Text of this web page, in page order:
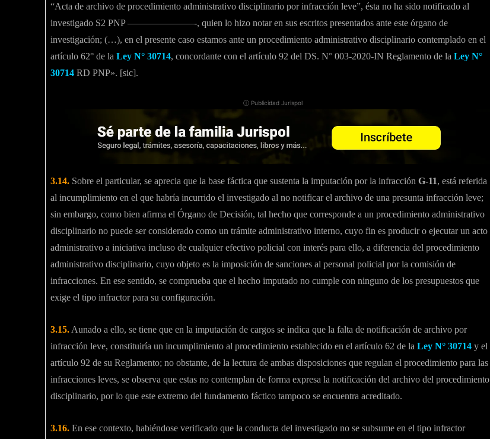
“Acta de archivo de procedimiento administrativo disciplinario por infracción leve”, ésta no ha sido notificado al
investigado S2 PNP ———————-, quien lo hizo notar en sus escritos presentados ante este órgano de
investigación; (…), en el presente caso estamos ante un procedimiento administrativo disciplinario contemplado en el
artículo 62° de la Ley N° 30714, concordante con el artículo 92 del DS. N° 003-2020-IN Reglamento de la Ley N°
30714 RD PNP». [sic].
ⓘ Publicidad Jurispol
3.14. Sobre el particular, se aprecia que la base fáctica que sustenta la imputación por la infracción G-11, está referida
al incumplimiento en el que habría incurrido el investigado al no notificar el archivo de una presunta infracción leve;
sin embargo, como bien afirma el Órgano de Decisión, tal hecho que corresponde a un procedimiento administrativo
disciplinario no puede ser considerado como un trámite administrativo interno, cuyo fin es producir o ejecutar un acto
administrativo a iniciativa incluso de cualquier efectivo policial con interés para ello, a diferencia del procedimiento
administrativo disciplinario, cuyo objeto es la imposición de sanciones al personal policial por la comisión de
infracciones. En ese sentido, se comprueba que el hecho imputado no cumple con ninguno de los presupuestos que
exige el tipo infractor para su configuración.
3.15. Aunado a ello, se tiene que en la imputación de cargos se indica que la falta de notificación de archivo por
infracción leve, constituiría un incumplimiento al procedimiento establecido en el artículo 62 de la Ley N° 30714 y el
artículo 92 de su Reglamento; no obstante, de la lectura de ambas disposiciones que regulan el procedimiento para las
infracciones leves, se observa que estas no contemplan de forma expresa la notificación del archivo del procedimiento
disciplinario, por lo que este extremo del fundamento fáctico tampoco se encuentra acreditado.
3.16. En ese contexto, habiéndose verificado que la conducta del investigado no se subsume en el tipo infractor